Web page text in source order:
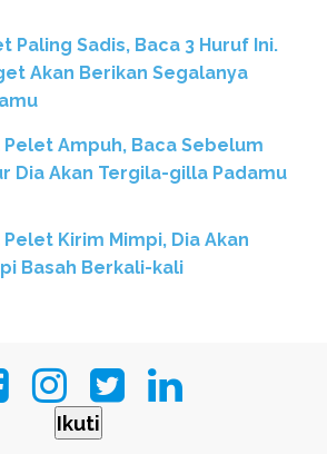
Paling Sadis, Baca 3 Huruf Ini.
Akan Berikan Segalanya
Pelet Ampuh, Baca Sebelum
Dia Akan Tergila-gilla Padamu
Pelet Kirim Mimpi, Dia Akan
Basah Berkali-kali
Ikuti